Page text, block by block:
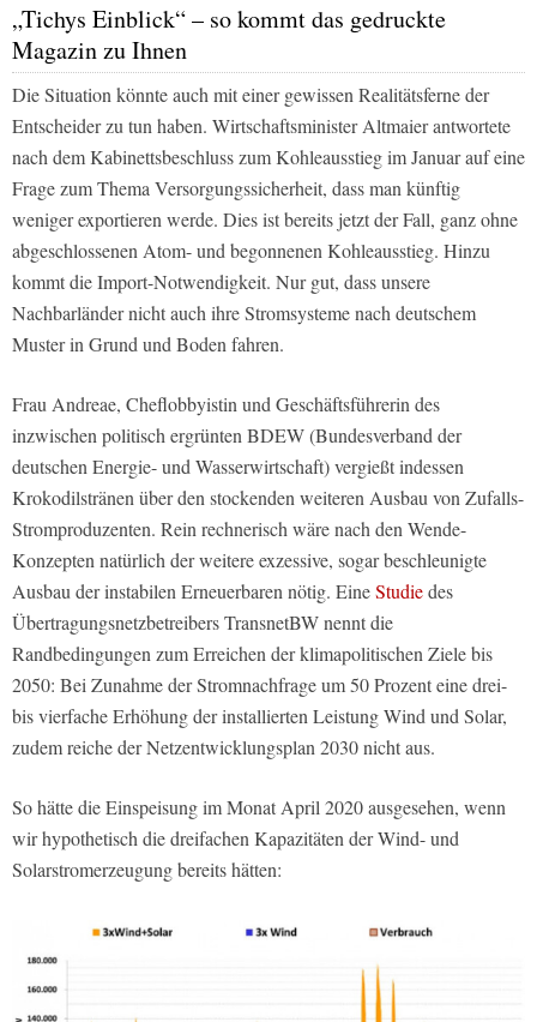
„Tichys Einblick“ – so kommt das gedruckte
Magazin zu Ihnen
Die Situation könnte auch mit einer gewissen Realitätsferne der
Entscheider zu tun haben. Wirtschaftsminister Altmaier antwortete
nach dem Kabinettsbeschluss zum Kohleausstieg im Januar auf eine
Frage zum Thema Versorgungssicherheit, dass man künftig
weniger exportieren werde. Dies ist bereits jetzt der Fall, ganz ohne
abgeschlossenen Atom- und begonnenen Kohleausstieg. Hinzu
kommt die Import-Notwendigkeit. Nur gut, dass unsere
Nachbarländer nicht auch ihre Stromsysteme nach deutschem
Muster in Grund und Boden fahren.
Frau Andreae, Cheflobbyistin und Geschäftsführerin des
inzwischen politisch ergrünten BDEW (Bundesverband der
deutschen Energie- und Wasserwirtschaft) vergießt indessen
Krokodilstränen über den stockenden weiteren Ausbau von Zufalls-
Stromproduzenten. Rein rechnerisch wäre nach den Wende-
Konzepten natürlich der weitere exzessive, sogar beschleunigte
Ausbau der instabilen Erneuerbaren nötig. EineStudiedes
Übertragungsnetzbetreibers TransnetBW nennt die
Randbedingungen zum Erreichen der klimapolitischen Ziele bis
2050: Bei Zunahme der Stromnachfrage um 50 Prozent eine drei-
bis vierfache Erhöhung der installierten Leistung Wind und Solar,
zudem reiche der Netzentwicklungsplan 2030 nicht aus.
So hätte die Einspeisung im Monat April 2020 ausgesehen, wenn
wir hypothetisch die dreifachen Kapazitäten der Wind- und
Solarstromerzeugung bereits hätten: